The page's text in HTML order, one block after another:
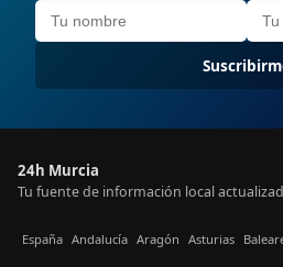
24h Murcia
Tu fuente de información local
España Andalucía Aragón Asturias